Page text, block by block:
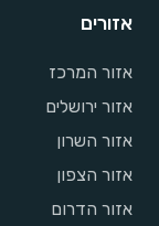
אזורים
אזור המרכז
אזור ירושלים
אזור השרון
אזור הצפון
אזור הדרום